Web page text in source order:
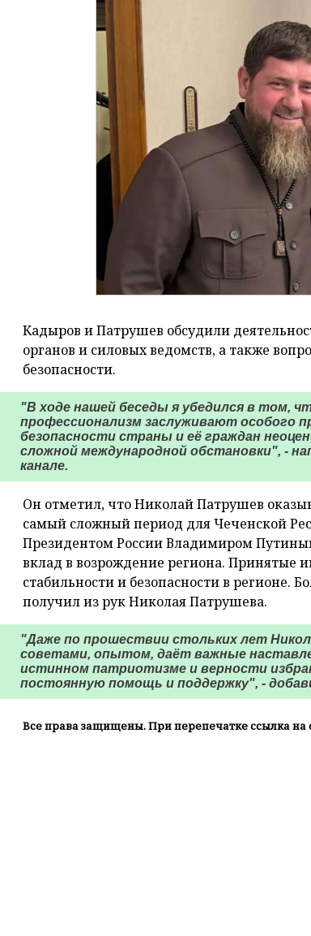
Кадыров и Патрушев обсудили
органов и силовых ведомств, а также
безопасности.
"В ходе нашей беседы я убедился в том,
профессионализм заслуживают особого
безопасности страны и её граждан
сложной международной обстановки", -
канале.
Он отметил, что Николай Патрушев
самый сложный период для Чеченской
Президентом России Владимиром
вклад в возрождение региона. Принятые
стабильности и безопасности в регионе.
получил из рук Николая Патрушева.
"Даже по прошествии стольких лет
советами, опытом, даёт важные
истинном патриотизме и верности
постоянную помощь и поддержку", -
Все права защищены. При перепечатке ссылка на